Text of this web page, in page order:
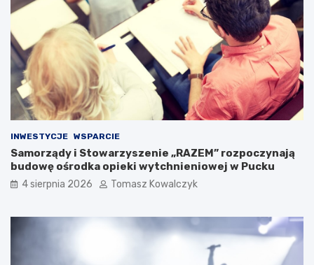
INWESTYCJE WSPARCIE
Samorządy i Stowarzyszenie „RAZEM” rozpoczynają
budowę ośrodka opieki wytchnieniowej w Pucku
4 sierpnia 2026 Tomasz Kowalczyk